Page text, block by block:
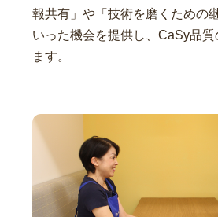
報共有」や「技術を磨くための
いった機会を提供し、CaSy品
ます。